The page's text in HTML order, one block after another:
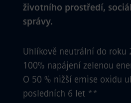
životního prostředí,
správy.
Uhlíkově neutrální do roku
100% napájení zelenou
O 50 % nižší emise oxidu
posledních 6 let **